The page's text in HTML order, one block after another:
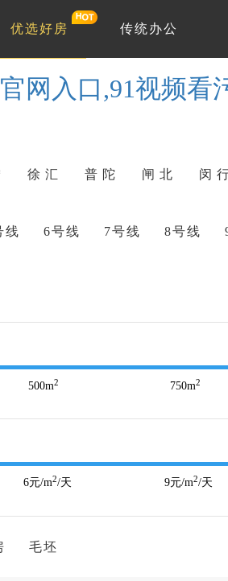
网入口,91视频看
优选好房 传统办公
徐 汇 普 陀 闸 北 闵
线 6号线 7号线 8号线
500m2 750m2
6元/m2/天 9元/m2/天
毛坯